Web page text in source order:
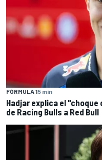
FÓRMULA 15 min
Hadjar explica el
de Racing Bulls a Red Bull